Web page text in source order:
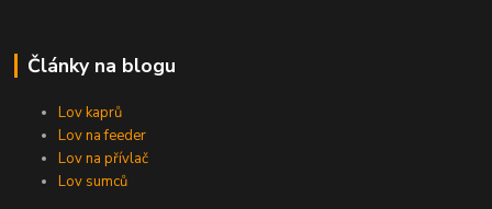
Články na blogu
Lov kaprů
Lov na feeder
Lov na přívlač
Lov sumců